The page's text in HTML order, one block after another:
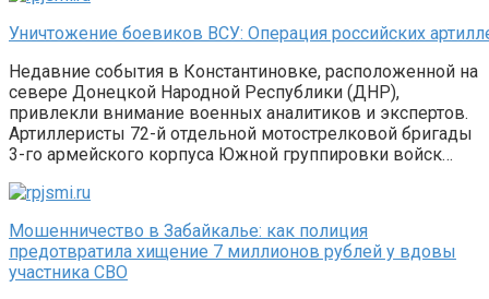
Уничтожение боевиков ВСУ: Операция российских
Недавние события в Константиновке, расположенной на
севере Донецкой Народной Республики (ДНР),
привлекли внимание военных аналитиков и экспертов.
Артиллеристы 72-й отдельной мотострелковой бригады
3-го армейского корпуса Южной группировки войск…
Мошенничество в Забайкалье: как полиция
предотвратила хищение 7 миллионов рублей у вдовы
участника СВО